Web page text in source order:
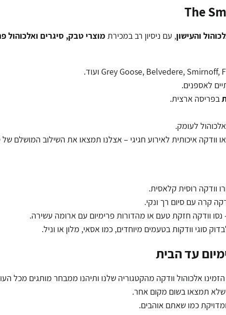
he
והעישון, עם ניסיון רב במכירת מוצרי טבק, סיגרים ואלכוהול
לאספנים.
בפריסה ארצית.
לעומק.
וודקה איכותית לאירוע חגיגי – אצלנו תמצאו את השילוב המושלם
וודקה רוסית קלאסית.
קרה עם סיום רך ונקי.
נסו וודקה חזקת טעם או מהדורות פרימיום עם ארומה עשירה.
סוגי וודקות בטעמים מיוחדים, כמו אסאי, מלון או וניל.
עד הבית
שלא תמצאו בשום מקום אחר.
כמו שאתם אוהבים.